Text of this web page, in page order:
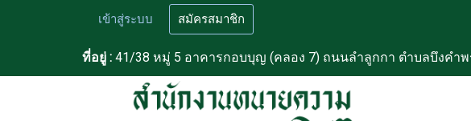
เข้าสู่ระบบ สมัครสมาชิก
ที่อยู่ : 41/38 หมู่ 5 อาคารกอบบุญ (คลอง 7) ถนนลำลูกกา ตำบลบึงคำพ